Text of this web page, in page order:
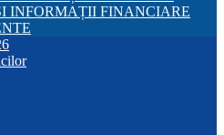
INFORMAȚII FINANCIARE